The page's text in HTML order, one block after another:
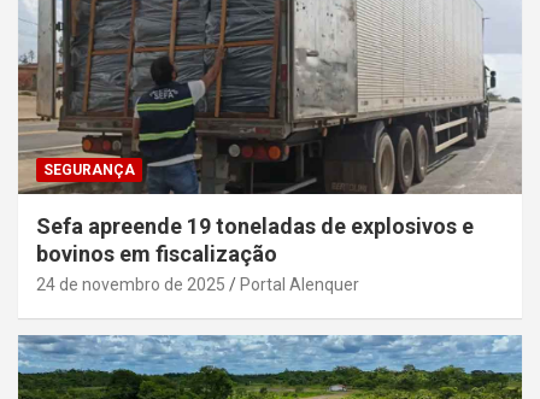
SEGURANÇA
Sefa apreende 19 toneladas de explosivos e
bovinos em fiscalização
24 de novembro de 2025 Portal Alenquer